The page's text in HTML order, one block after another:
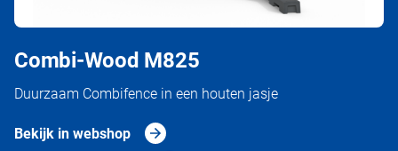
Combi-Wood M825
Duurzaam Combifence in een houten jasje
Bekijk in webshop